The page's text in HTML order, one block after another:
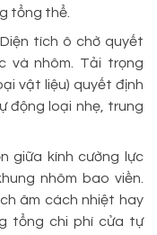
tổng thể.
tích ô chờ quyết
và nhôm. Tải trọng
vật liệu) quyết định
động loại nhẹ, trung
giữa kính cường lực
nhôm bao viền.
âm cách nhiệt hay
tổng chi phí cửa tự